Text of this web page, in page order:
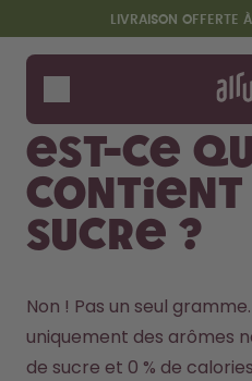
Aller au contenu principal
Déclaration d'accessibilité
LIVRAISON
Gourdes
Arômes
Starter
Est-ce
contient
sucre ?
Non ! Pas un seul
uniquement des arômes
de sucre et 0 % de